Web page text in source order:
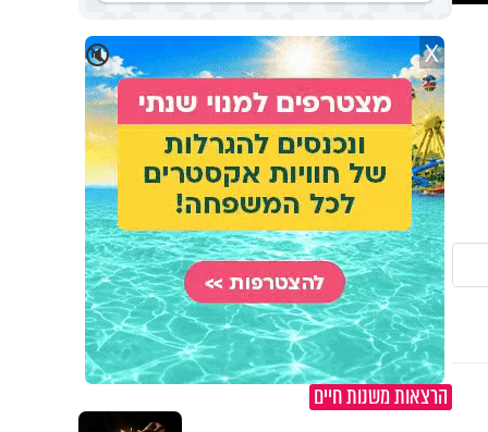
🔇 X
הרצאות משנות חיים